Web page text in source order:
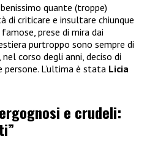
quante (troppe)
di criticare e insultare chiunque
prese di mira dai
purtroppo sono sempre di
corso degli anni, deciso di
persone. L’ultima è stata Licia
e crudeli: